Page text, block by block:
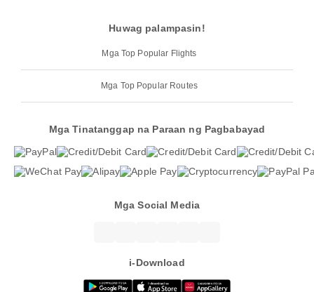
Huwag palampasin!
Mga Top Popular Flights
Mga Top Popular Routes
Mga Tinatanggap na Paraan ng Pagbabayad
Mga Social Media
i-Download